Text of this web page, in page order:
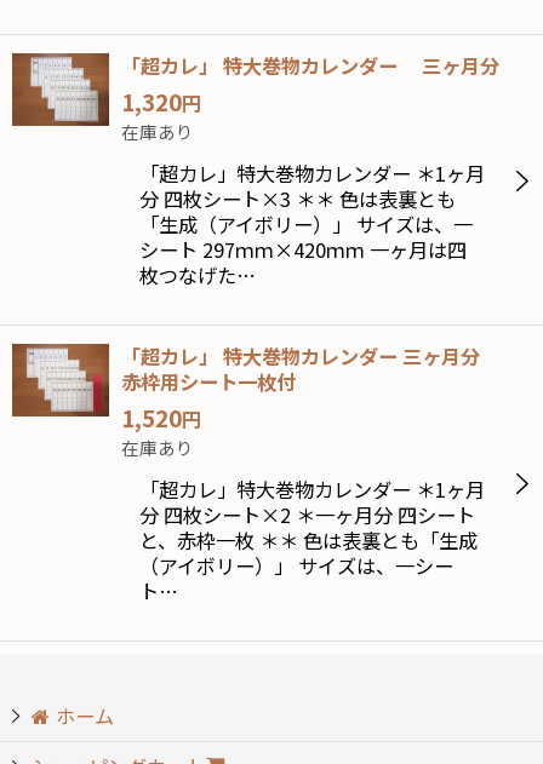
「超カレ」 特大巻物カレンダー 三ヶ月分
1,320円
在庫あり
「超カレ」特大巻物カレンダー ＊1ヶ月
分 四枚シート×3 ＊＊ 色は表裏とも
「生成（アイボリー）」 サイズは、一
シート 297ｍｍ×420ｍｍ 一ヶ月は四
枚つなげた…
「超カレ」 特大巻物カレンダー 三ヶ月分
赤枠用シート一枚付
1,520円
在庫あり
「超カレ」特大巻物カレンダー ＊1ヶ月
分 四枚シート×2 ＊一ヶ月分 四シート
と、赤枠一枚 ＊＊ 色は表裏とも「生成
（アイボリー）」 サイズは、一シー
ト…
ホーム